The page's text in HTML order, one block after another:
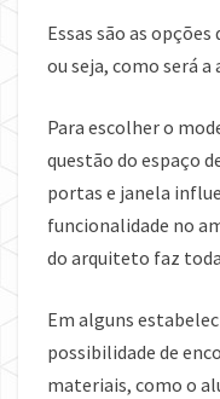
Essas são as
ou seja, como será
Para escolher o
questão do espaço
portas e janela
funcionalidade no
do arquiteto faz
Em alguns
possibilidade de
materiais, como o